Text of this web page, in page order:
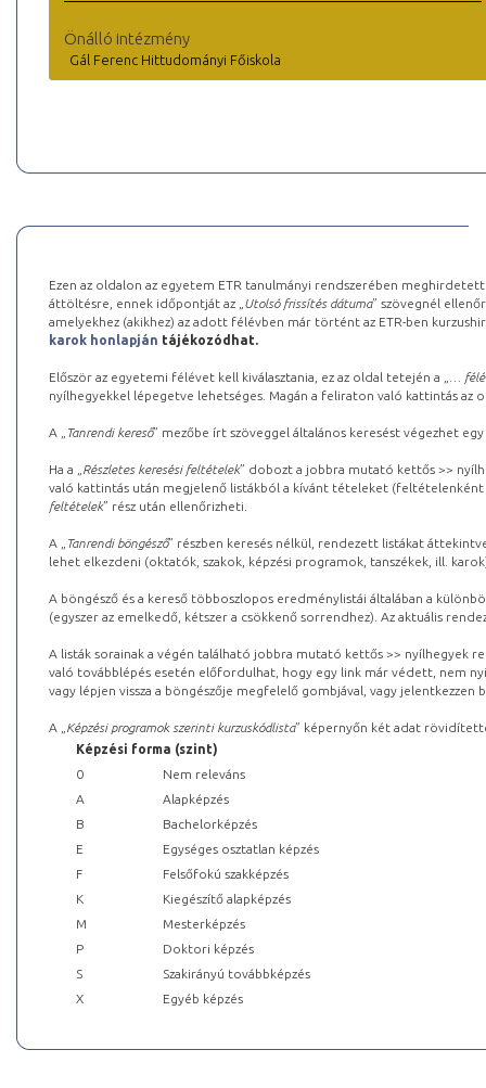
Önálló intézmény
Gál Ferenc Hittudományi Főiskola
Ezen az oldalon az egyetem ETR tanulmányi rendszerében
áttöltésre, ennek időpontját az „ Utolsó frissítés dátuma” szövegnél
amelyekhez (akikhez) az adott félévben már történt az ETR-ben
karok honlapján tájékozódhat.
Először az egyetemi félévet kell kiválasztania, ez az oldal tetején a „
…
nyílhegyekkel lépegetve lehetséges. Magán a feliraton való kattintás az
A „ Tanrendi kereső” mezőbe írt szöveggel általános keresést végezhet
Ha a „ Részletes keresési feltételek” dobozt a jobbra mutató kettős >>
való kattintás után megjelenő listákból a kívánt tételeket (feltételenként
feltételek” rész után ellenőrizheti.
A „ Tanrendi böngésző” részben keresés nélkül, rendezett listákat
lehet elkezdeni (oktatók, szakok, képzési programok, tanszékek, ill.
A böngésző és a kereső többoszlopos eredménylistái általában a
(egyszer az emelkedő, kétszer a csökkenő sorrendhez). Az aktuális
A listák sorainak a végén található jobbra mutató kettős >> nyílhegyek
való továbblépés esetén előfordulhat, hogy egy link már védett, nem
vagy lépjen vissza a böngészője megfelelő gombjával, vagy
A „ Képzési programok szerinti kurzuskódlista” képernyőn két adat
Képzési forma (szint)
0
Nem releváns
A
Alapképzés
B
Bachelorképzés
E
Egységes osztatlan képzés
F
Felsőfokú szakképzés
K
Kiegészítő alapképzés
M
Mesterképzés
P
Doktori képzés
S
Szakirányú továbbképzés
X
Egyéb képzés